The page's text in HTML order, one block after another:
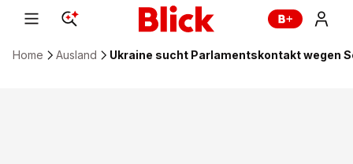
Home Ausland Ukraine sucht Parlamentskontakt wegen